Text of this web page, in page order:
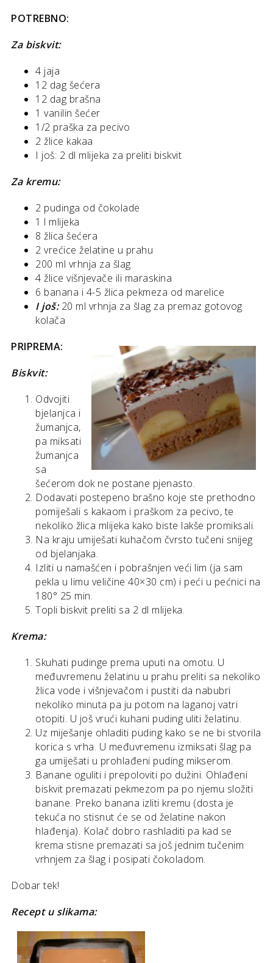
POTREBNO:
Za biskvit:
4 jaja
12 dag šećera
12 dag brašna
1 vanilin šećer
1/2 praška za pecivo
2 žlice kakaa
I još: 2 dl mlijeka za preliti biskvit
Za kremu:
2 pudinga od čokolade
1 l mlijeka
8 žlica šećera
2 vrećice želatine u prahu
200 ml vrhnja za šlag
4 žlice višnjevače ili maraskina
6 banana i 4-5 žlica pekmeza od marelice
I još:20 ml vrhnja za šlag za premaz gotovog
kolača
PRIPREMA:
Biskvit:
Odvojiti
bjelanjca i
žumanjca,
pa miksati
žumanjca
sa
šećerom dok ne postane pjenasto.
Dodavati postepeno brašno koje ste prethodno
pomiješali s kakaom i praškom za pecivo, te
nekoliko žlica mlijeka kako biste lakše promiksali.
Na kraju umiješati kuhačom čvrsto tučeni snijeg
od bjelanjaka.
Izliti u namašćen i pobrašnjen veći lim (ja sam
pekla u limu veličine 40×30 cm) i peći u pećnici na
180° 25 min.
Topli biskvit preliti sa 2 dl mlijeka.
Krema:
Skuhati pudinge prema uputi na omotu. U
međuvremenu želatinu u prahu preliti sa nekoliko
žlica vode i višnjevačom i pustiti da nabubri
nekoliko minuta pa ju potom na laganoj vatri
otopiti. U još vrući kuhani puding uliti želatinu.
Uz miješanje ohladiti puding kako se ne bi stvorila
korica s vrha. U međuvremenu izmiksati šlag pa
ga umiješati u prohlađeni puding mikserom.
Banane oguliti i prepoloviti po dužini. Ohlađeni
biskvit premazati pekmezom pa po njemu složiti
banane. Preko banana izliti kremu (dosta je
tekuća no stisnut će se od želatine nakon
hlađenja). Kolač dobro rashladiti pa kad se
krema stisne premazati sa još jednim tučenim
vrhnjem za šlag i posipati čokoladom.
Dobar tek!
Recept u slikama: